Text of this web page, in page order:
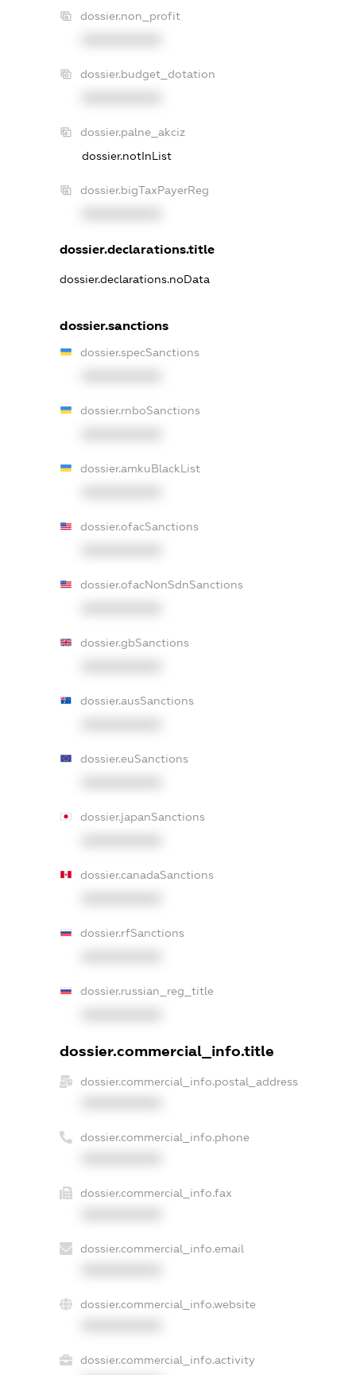
dossier.non_profit
dossier.budget_dotation
dossier.palne_akciz
dossier.notInList
dossier.bigTaxPayerReg
dossier.declarations.title
dossier.declarations.noData
dossier.sanctions
dossier.specSanctions
dossier.rnboSanctions
dossier.amkuBlackList
dossier.ofacSanctions
dossier.ofacNonSdnSanctions
dossier.gbSanctions
dossier.ausSanctions
dossier.euSanctions
dossier.japanSanctions
dossier.canadaSanctions
dossier.rfSanctions
dossier.russian_reg_title
dossier.commercial_info.title
dossier.commercial_info.postal_address
dossier.commercial_info.phone
dossier.commercial_info.fax
dossier.commercial_info.email
dossier.commercial_info.website
dossier.commercial_info.activity